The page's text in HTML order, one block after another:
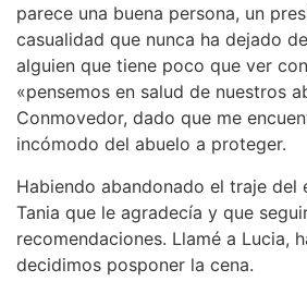
parece una buena persona, un
casualidad que nunca ha dejado
alguien que tiene poco que ver
«pensemos en salud de nuestros
Conmovedor, dado que me
incómodo del abuelo a proteger.
Habiendo abandonado el traje del
Tania que le agradecía y que
recomendaciones. Llamé a Lucia,
decidimos posponer la cena.